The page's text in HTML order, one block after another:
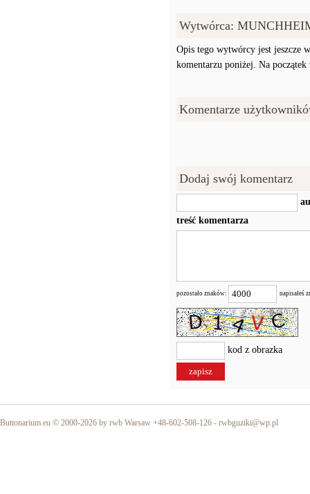
Wytwórca:
Opis tego wytwórcy jest jeszcze
komentarzu poniżej. Na
Komentarze
Dodaj swój komentarz
treść komentarza
pozostało znaków: napisałeś
kod z obrazka
Buttonarium.eu © 2000-2026 by rwb Warsaw +48-602-508-126 - rwbguziki@wp.pl